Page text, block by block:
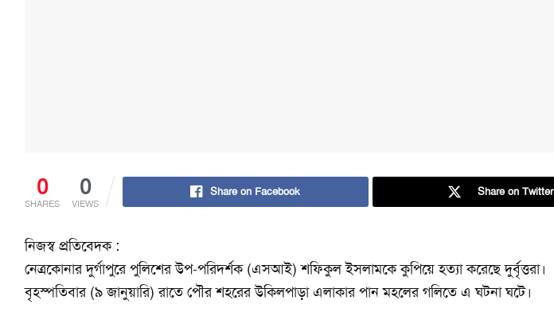
0
SHARES
0
VIEWS
Share on Facebook Share on Twitter
নিজস্ব প্রতিবেদক :
নেত্রকোনার দুর্গাপুরে পুলিশের উপ-পরিদর্শক (এসআই) শফিকুল ইসলামকে কুপিয়ে হত্যা করেছে দুর্বৃত্তরা।
বৃহস্পতিবার (৯ জানুয়ারি) রাতে পৌর শহরের উকিলপাড়া এলাকার পান মহলের গলিতে এ ঘটনা ঘটে।